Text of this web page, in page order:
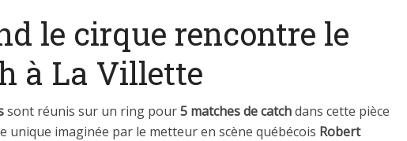
le cirque rencontre le
à La Villette
sont réunis sur un ring pour5 matches de catchdans cette pièce
unique imaginée par le metteur en scène québécois Robert